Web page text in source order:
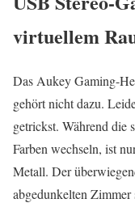
virtuellem
Das Aukey Gaming-
gehört nicht dazu.
getrickst. Während die
Farben wechseln, ist
Metall. Der
abgedunkelten